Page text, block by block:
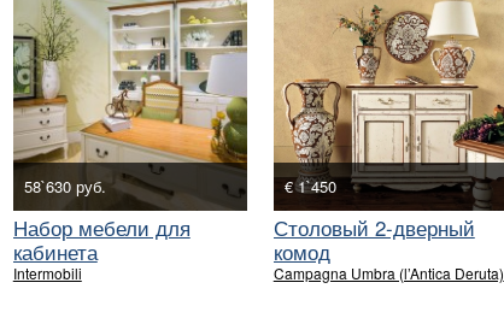
58`630 руб.
Набор мебели для
кабинета
Intermobili
€ 1`450
Столовый 2-дверный
комод
Campagna Umbra (l’Antica Deruta)